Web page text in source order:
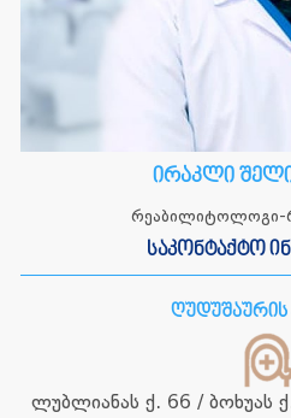
ირაკლი
რეაბილიტოლოგი-
საკონტაქტო
ღუდუშაურის
ლუბლიანას ქ. 66 / ბოხუას